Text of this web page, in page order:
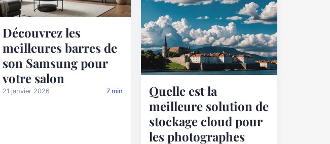
Découvrez les
meilleures barres de
son Samsung pour
votre salon
21 janvier 2026 7 min
Quelle est la
meilleure solution de
stockage cloud pour
les photographes